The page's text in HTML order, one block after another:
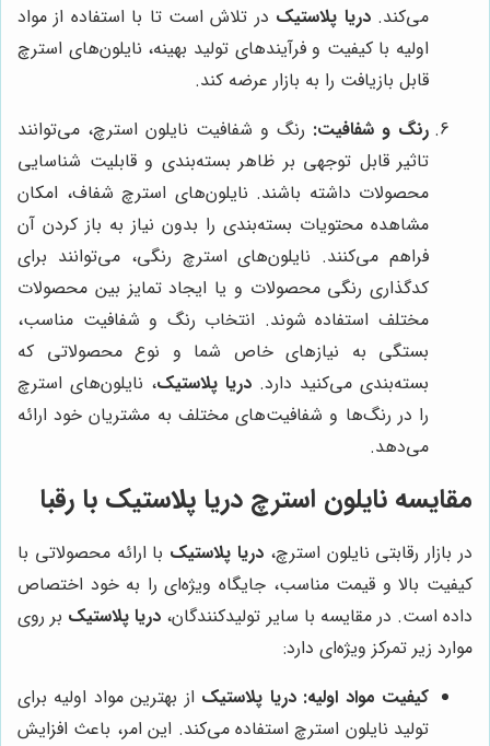
می‌کند.دریا پلاستیک در تلاش است تا با استفاده از مواد
اولیه با کیفیت و فرآیندهای تولید بهینه، نایلون‌های استرچ
قابل بازیافت را به بازار عرضه کند.
رنگ و شفافیت: رنگ و شفافیت نایلون استرچ، می‌توانند
تاثیر قابل توجهی بر ظاهر بسته‌بندی و قابلیت شناسایی
محصولات داشته باشند. نایلون‌های استرچ شفاف، امکان
مشاهده محتویات بسته‌بندی را بدون نیاز به باز کردن آن
فراهم می‌کنند. نایلون‌های استرچ رنگی، می‌توانند برای
کدگذاری رنگی محصولات و یا ایجاد تمایز بین محصولات
مختلف استفاده شوند. انتخاب رنگ و شفافیت مناسب،
بستگی به نیازهای خاص شما و نوع محصولاتی که
بسته‌بندی می‌کنید دارد. دریا پلاستیک، نایلون‌های استرچ
را در رنگ‌ها و شفافیت‌های مختلف به مشتریان خود ارائه
می‌دهد.
مقایسه نایلون استرچ دریا پلاستیک با رقبا
در بازار رقابتی نایلون استرچ، دریا پلاستیک با ارائه محصولاتی با
کیفیت بالا و قیمت مناسب، جایگاه ویژه‌ای را به خود اختصاص
داده است. در مقایسه با سایر تولیدکنندگان، دریا پلاستیک بر روی
موارد زیر تمرکز ویژه‌ای دارد:
کیفیت مواد اولیه: دریا پلاستیک از بهترین مواد اولیه برای
تولید نایلون استرچ استفاده می‌کند. این امر، باعث افزایش